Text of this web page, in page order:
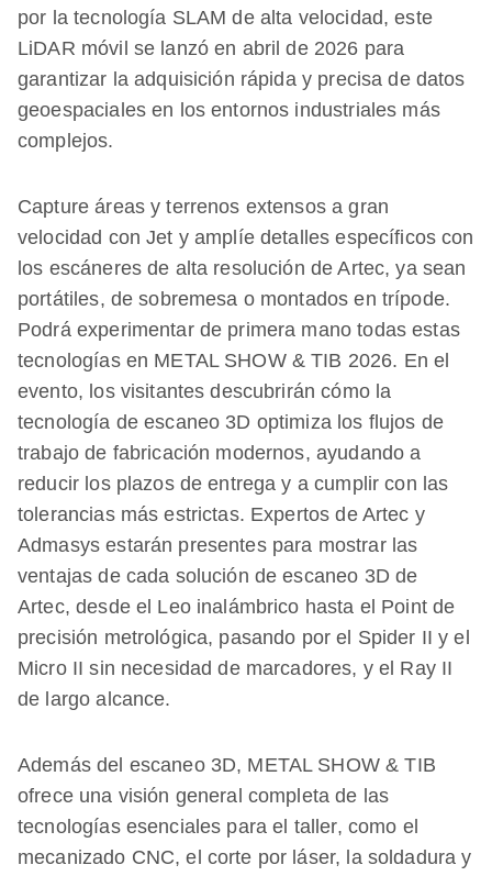
por la tecnología SLAM de alta velocidad, este
LiDAR móvil se lanzó en abril de 2026 para
garantizar la adquisición rápida y precisa de datos
geoespaciales en los entornos industriales más
complejos.
Capture áreas y terrenos extensos a gran
velocidad con Jet y amplíe detalles específicos con
los escáneres de alta resolución de Artec, ya sean
portátiles, de sobremesa o montados en trípode.
Podrá experimentar de primera mano todas estas
tecnologías en METAL SHOW & TIB 2026. En el
evento, los visitantes descubrirán cómo la
tecnología de escaneo 3D optimiza los flujos de
trabajo de fabricación modernos, ayudando a
reducir los plazos de entrega y a cumplir con las
tolerancias más estrictas. Expertos de Artec y
Admasys estarán presentes para mostrar las
ventajas de cada solución de escaneo 3D de
Artec, desde el Leo inalámbrico hasta el Point de
precisión metrológica, pasando por el Spider II y el
Micro II sin necesidad de marcadores, y el Ray II
de largo alcance.
Además del escaneo 3D, METAL SHOW & TIB
ofrece una visión general completa de las
tecnologías esenciales para el taller, como el
mecanizado CNC, el corte por láser, la soldadura y